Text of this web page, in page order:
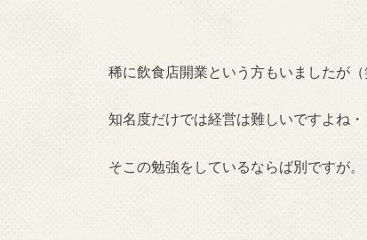
稀に飲食店開業という方もいましたが（
知名度だけでは経営は難しいですよね・
そこの勉強をしているならば別ですが。